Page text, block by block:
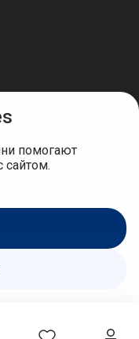
помогают
сайтом.